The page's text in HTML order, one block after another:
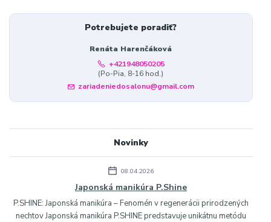
Potrebujete poradiť?
Renáta Harenčáková
+421948050205
(Po-Pia, 8-16 hod.)
zariadeniedosalonu@gmail.com
Novinky
08.04.2026
Japonská manikúra P.Shine
P.SHINE: Japonská manikúra – Fenomén v regenerácii prirodzených
nechtov Japonská manikúra P.SHINE predstavuje unikátnu metódu